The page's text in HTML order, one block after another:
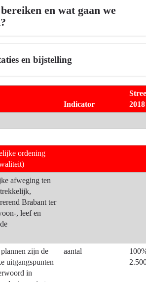
en wat gaan we
en bijstelling
Indicator
2018
ordening
afweging ten
Brabant ter
, leef en
zijn de
uitgangspunten
in
aantal